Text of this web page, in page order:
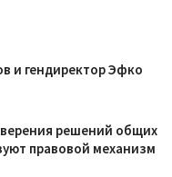
и гендиректор Эфко
решений общих
правовой механизм